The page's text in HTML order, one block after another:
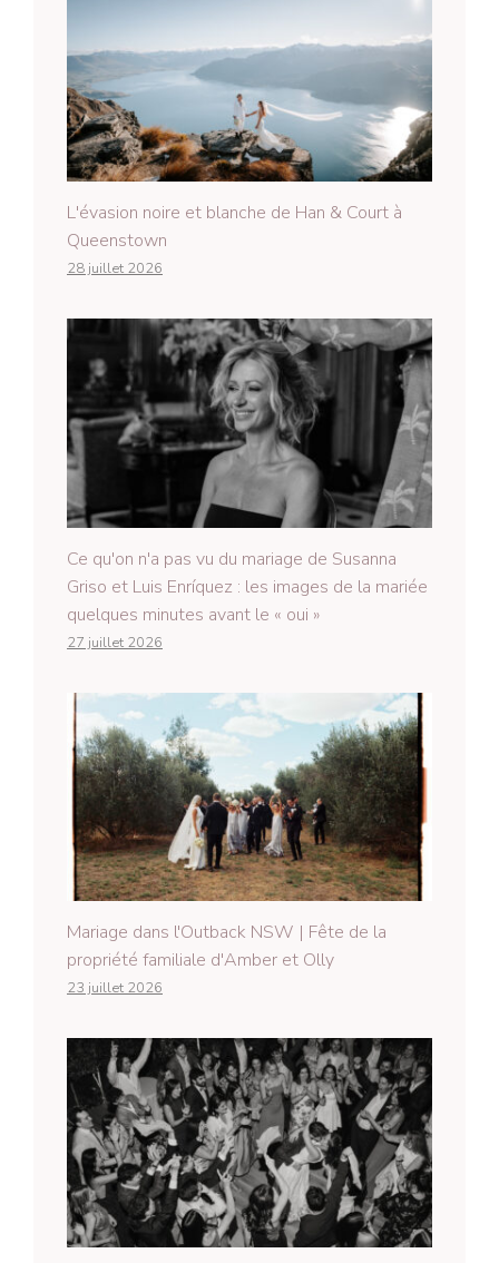
L'évasion noire et blanche de Han & Court à
Queenstown
28 juillet 2026
Ce qu'on n'a pas vu du mariage de Susanna
Griso et Luis Enríquez : les images de la mariée
quelques minutes avant le « oui »
27 juillet 2026
Mariage dans l'Outback NSW | Fête de la
propriété familiale d'Amber et Olly
23 juillet 2026